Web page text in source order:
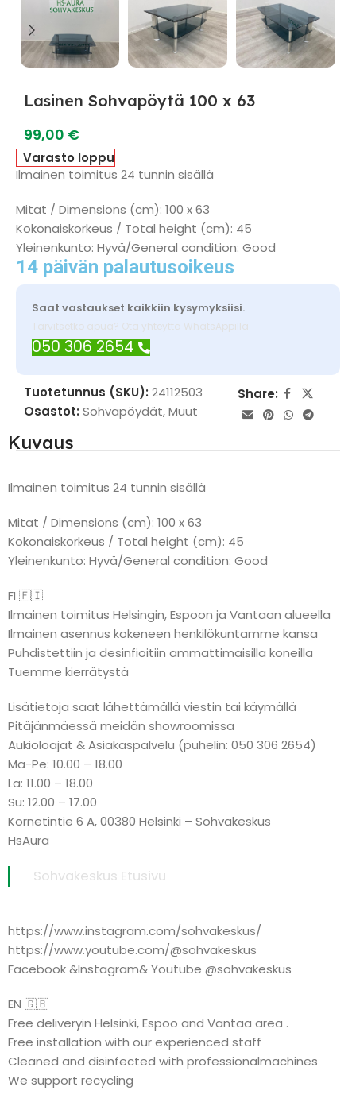
Lasinen Sohvapöytä 100 x 63
99,00 €
Varasto loppu
Ilmainen toimitus 24 tunnin sisällä
Mitat / Dimensions (cm): 100 x 63
Kokonaiskorkeus / Total height (cm): 45
Yleinenkunto: Hyvä/General condition: Good
14 päivän palautusoikeus
Saat vastaukset kaikkiin kysymyksiisi.
Tarvitsetko apua? Ota yhteyttä WhatsAppilla
050 306 2654
Tuotetunnus (SKU): 24112503
Osastot: Sohvapöydät,Muut
Share:
Kuvaus
Ilmainen toimitus 24 tunnin sisällä
Mitat / Dimensions (cm): 100 x 63
Kokonaiskorkeus / Total height (cm): 45
Yleinenkunto: Hyvä/General condition: Good
FI 🇫🇮
Ilmainen toimitus Helsingin, Espoon ja Vantaan alueella
Ilmainen asennus kokeneen henkilökuntamme kansa
Puhdistettiin ja desinfioitiin ammattimaisilla koneilla
Tuemme kierrätystä
Lisätietoja saat lähettämällä viestin tai käymällä
Pitäjänmäessä meidän showroomissa
Aukioloajat & Asiakaspalvelu (puhelin: 050 306 2654)
Ma-Pe: 10.00 – 18.00
La: 11.00 – 18.00
Su: 12.00 – 17.00
Kornetintie 6 A, 00380 Helsinki – Sohvakeskus
HsAura
Sohvakeskus Etusivu
https://www.instagram.com/sohvakeskus/
https://www.youtube.com/@sohvakeskus
Facebook &Instagram& Youtube @sohvakeskus
EN 🇬🇧
Free deliveryin Helsinki, Espoo and Vantaa area .
Free installation with our experienced staff
Cleaned and disinfected with professionalmachines
We support recycling